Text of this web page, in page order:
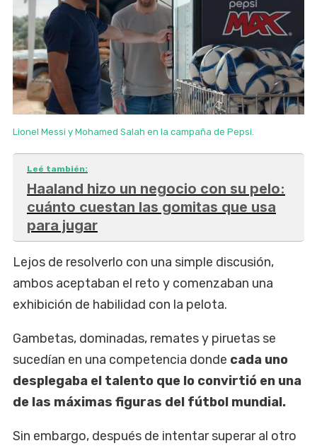
Lionel Messi y Mohamed Salah en la campaña de Pepsi.
Leé también:
Haaland hizo un negocio con su pelo:
cuánto cuestan las gomitas que usa
para jugar
Lejos de resolverlo con una simple discusión,
ambos aceptaban el reto y comenzaban una
exhibición de habilidad con la pelota.
Gambetas, dominadas, remates y piruetas se
sucedían en una competencia donde cada uno
desplegaba el talento que lo convirtió en una
de las máximas figuras del fútbol mundial.
Sin embargo, después de intentar superar al otro